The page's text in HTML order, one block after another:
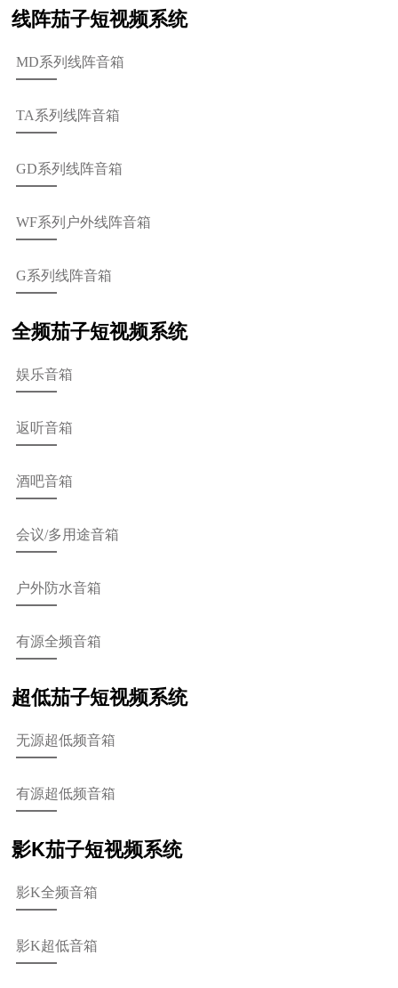
线阵茄子短视频系统
MD系列线阵音箱
TA系列线阵音箱
GD系列线阵音箱
WF系列户外线阵音箱
G系列线阵音箱
全频茄子短视频系统
娱乐音箱
返听音箱
酒吧音箱
会议/多用途音箱
户外防水音箱
有源全频音箱
超低茄子短视频系统
无源超低频音箱
有源超低频音箱
影K茄子短视频系统
影K全频音箱
影K超低音箱